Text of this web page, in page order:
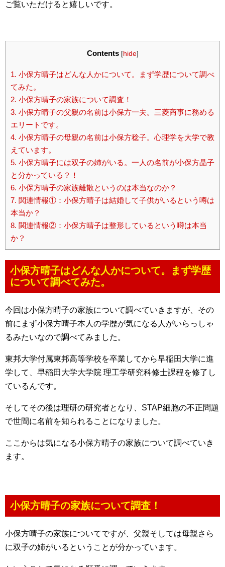
ご覧いただけると嬉しいです。
Contents [hide]
1. 小保方晴子はどんな人かについて。まず学歴について調べ
てみた。
2. 小保方晴子の家族について調査！
3. 小保方晴子の父親の名前は小保方一夫。三菱商事に務める
エリートです。
4. 小保方晴子の母親の名前は小保方稔子。心理学を大学で教
えています。
5. 小保方晴子には双子の姉がいる。一人の名前が小保方晶子
と分かっている？！
6. 小保方晴子の家族離散というのは本当なのか？
7. 関連情報①：小保方晴子は結婚して子供がいるという噂は
本当か？
8. 関連情報②：小保方晴子は整形しているという噂は本当
か？
小保方晴子はどんな人かについて。まず学歴
について調べてみた。
今回は小保方晴子の家族について調べていきますが、その
前にまず小保方晴子本人の学歴が気になる人がいらっしゃ
るみたいなので調べてみました。
東邦大学付属東邦高等学校を卒業してから早稲田大学に進
学して、早稲田大学大学院 理工学研究科修士課程を修了し
ているんです。
そしてその後は理研の研究者となり、STAP細胞の不正問題
で世間に名前を知られることになりました。
ここからは気になる小保方晴子の家族について調べていき
ます。
小保方晴子の家族について調査！
小保方晴子の家族についてですが、父親そしては母親さら
に双子の姉がいるということが分かっています。